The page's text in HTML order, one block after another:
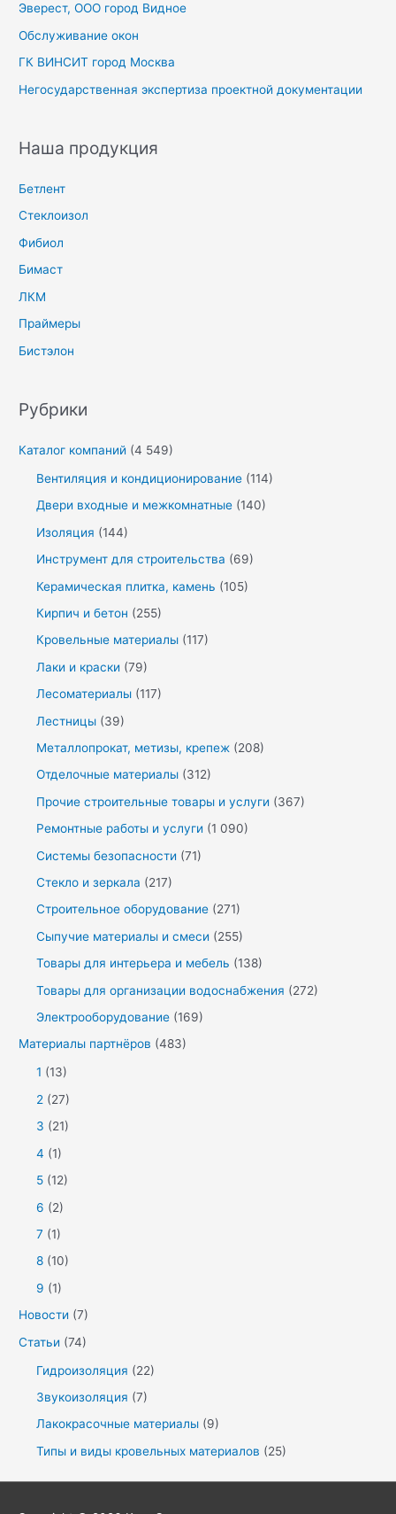
Эверест, ООО город Видное
Обслуживание окон
ГК ВИНСИТ город Москва
Негосударственная экспертиза проектной документации
Наша продукция
Бетлент
Стеклоизол
Фибиол
Бимаст
ЛКМ
Праймеры
Бистэлон
Рубрики
Каталог компаний (4 549)
Вентиляция и кондиционирование (114)
Двери входные и межкомнатные (140)
Изоляция (144)
Инструмент для строительства (69)
Керамическая плитка, камень (105)
Кирпич и бетон (255)
Кровельные материалы (117)
Лаки и краски (79)
Лесоматериалы (117)
Лестницы (39)
Металлопрокат, метизы, крепеж (208)
Отделочные материалы (312)
Прочие строительные товары и услуги (367)
Ремонтные работы и услуги (1 090)
Системы безопасности (71)
Стекло и зеркала (217)
Строительное оборудование (271)
Сыпучие материалы и смеси (255)
Товары для интерьера и мебель (138)
Товары для организации водоснабжения (272)
Электрооборудование (169)
Материалы партнёров (483)
1 (13)
2 (27)
3 (21)
4 (1)
5 (12)
6 (2)
7 (1)
8 (10)
9 (1)
Новости (7)
Статьи (74)
Гидроизоляция (22)
Звукоизоляция (7)
Лакокрасочные материалы (9)
Типы и виды кровельных материалов (25)